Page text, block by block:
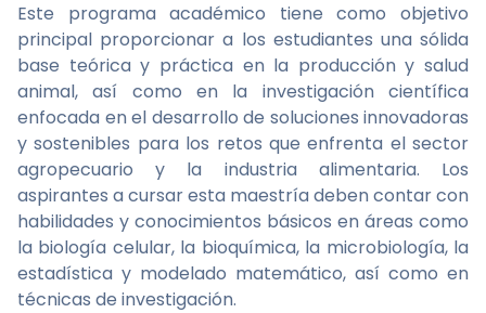
Este programa académico tiene como objetivo
principal proporcionar a los estudiantes una sólida
base teórica y práctica en la producción y salud
animal, así como en la investigación científica
enfocada en el desarrollo de soluciones innovadoras
y sostenibles para los retos que enfrenta el sector
agropecuario y la industria alimentaria. Los
aspirantes a cursar esta maestría deben contar con
habilidades y conocimientos básicos en áreas como
la biología celular, la bioquímica, la microbiología, la
estadística y modelado matemático, así como en
técnicas de investigación.